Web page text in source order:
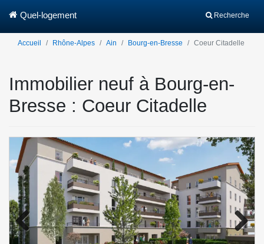
Recherche
Quel-logement
Accueil Rhône-Alpes Ain Bourg-en-Bresse Coeur Citadelle
Immobilier neuf à Bourg-en-
Bresse : Coeur Citadelle
Previo
Next